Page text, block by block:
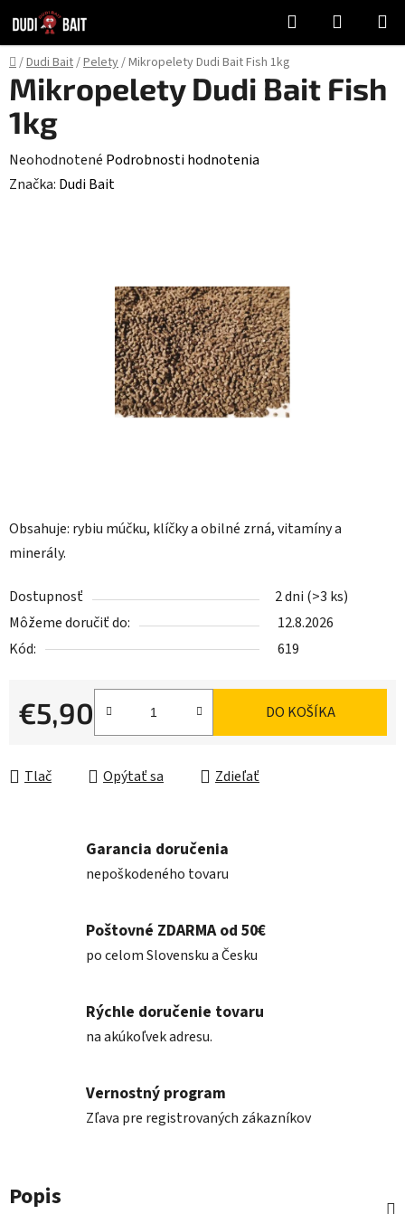
na
obsah
Hľadať
KOŠÍK
Domov
/Dudi Bait/Pelety/Mikropelety Dudi Bait Fish 1kg
Obsahuje: rybiu múčku, klíčky a obilné zrná, vitamíny a
minerály.
Dostupnosť 2 dni (>3 ks)
Môžeme doručiť do:
12.8.2026
Kód:
619
€5,90
Jednotková cena:
DO KOŠÍKA
Tlač Opýtať sa Zdieľať
Mikropelety Dudi Bait Fish
1kg
Priemerné
hodnotenie
Neohodnotené Podrobnosti hodnotenia
Značka: Dudi Bait
Garancia doručenia
nepoškodeného tovaru
Poštovné ZDARMA od 50€
po celom Slovensku a Česku
Rýchle doručenie tovaru
na akúkoľvek adresu.
Vernostný program
Zľava pre registrovaných zákazníkov
Popis